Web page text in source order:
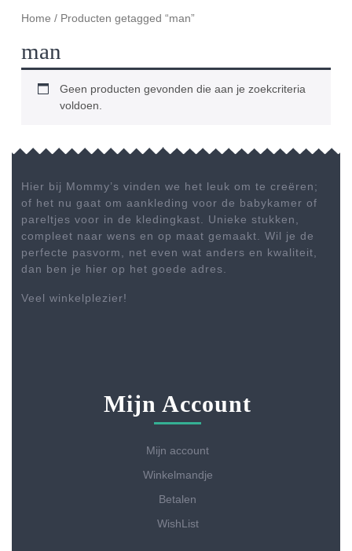
Home / Producten getagged “man”
man
Geen producten gevonden die aan je zoekcriteria
voldoen.
Hier bij Mommy’s vinden we het leuk om te creëren;
of het nu gaat om aankleding voor de babykamer of
pareltjes voor in de kledingkast. Unieke stukken,
compleet naar wens en op maat gemaakt. Wil je de
perfecte pasvorm, net even wat anders en kwaliteit,
dan ben je hier op het goede adres.
Veel winkelplezier!
Mijn Account
Mijn account
Winkelmandje
Betalen
WishList